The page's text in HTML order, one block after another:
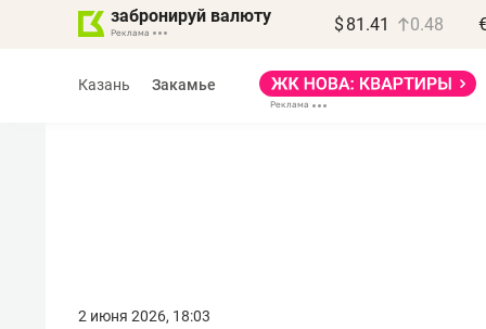
забронируй валюту $ 81.41 0.48
Казань Закамье
2 июня 2026, 18:03